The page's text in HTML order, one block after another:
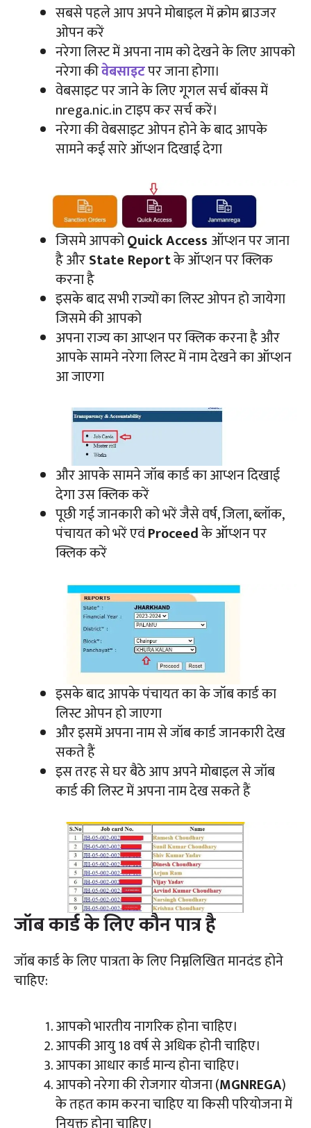
सबसे पहले आप अपने मोबाइल में क्रोम ब्राउजर
ओपन करें
नरेगा लिस्ट में अपना नाम को देखने के लिए आपको
नरेगा कीवेबसाइटपर जाना होगा।
वेबसाइट पर जाने के लिए गूगल सर्च बॉक्स में
nrega.nic.in टाइप कर सर्च करें।
नरेगा की वेबसाइट ओपन होने के बाद आपके
सामने कई सारे ऑप्शन दिखाई देगा
जिसमे आपकोQuick Access ऑप्शन पर जाना
है औरState Reportके ऑप्शन पर क्लिक
करना है
इसके बाद सभी राज्यों का लिस्ट ओपन हो जायेगा
जिसमे की आपको
अपना राज्य का आप्शन पर क्लिक करना है और
आपके सामने नरेगा लिस्ट में नाम देखने का ऑप्शन
आ जाएगा
और आपके सामने जॉब कार्ड का आप्शन दिखाई
देगा उस क्लिक करें
पूछी गई जानकारी को भरें जैसे वर्ष, जिला, ब्लॉक,
पंचायत को भरें एवंProceedके ऑप्शन पर
क्लिक करें
इसके बाद आपके पंचायत का के जॉब कार्ड का
लिस्ट ओपन हो जाएगा
और इसमें अपना नाम से जॉब कार्ड जानकारी देख
सकते हैं
इस तरह से घर बैठे आप अपने मोबाइल से जॉब
कार्ड की लिस्ट में अपना नाम देख सकते हैं
जॉब कार्ड के लिए कौन पात्र है
जॉब कार्ड के लिए पात्रता के लिए निम्नलिखित मानदंड होने
चाहिए:
आपको भारतीय नागरिक होना चाहिए।
आपकी आयु 18 वर्ष से अधिक होनी चाहिए।
आपका आधार कार्ड मान्य होना चाहिए।
आपको नरेगा की रोजगार योजना (MGNREGA)
के तहत काम करना चाहिए या किसी परियोजना में